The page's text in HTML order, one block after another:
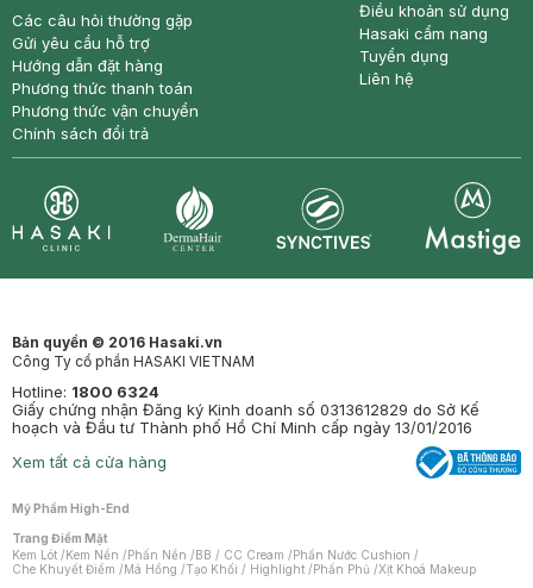
Các câu hỏi thường gặp
Gửi yêu cầu hỗ trợ
Hướng dẫn đặt hàng
Phương thức thanh toán
Phương thức vận chuyển
Chính sách đổi trả
Điều khoản sử dụng
Hasaki cẩm nang
Tuyển dụng
Liên hệ
Bản quyền © 2016 Hasaki.vn
Công Ty cổ phần HASAKI VIETNAM
Hotline: 1800 6324
Giấy chứng nhận Đăng ký Kinh doanh số 0313612829 do Sở Kế
hoạch và Đầu tư Thành phố Hồ Chí Minh cấp ngày 13/01/2016
Xem tất cả cửa hàng
Mỹ Phẩm High-End
Trang Điểm Mặt
Kem Lót /Kem Nền /Phấn Nền /BB / CC Cream /Phấn Nước Cushion /
Che Khuyết Điểm /Má Hồng /Tạo Khối / Highlight /Phấn Phủ /Xịt Khoá Makeup